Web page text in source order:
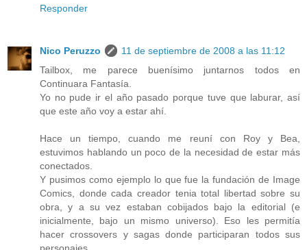
Responder
Nico Peruzzo
11 de septiembre de 2008 a las 11:12
Tailbox, me parece buenísimo juntarnos todos en
Continuara Fantasía.
Yo no pude ir el año pasado porque tuve que laburar, así
que este año voy a estar ahí.
Hace un tiempo, cuando me reuní con Roy y Bea,
estuvimos hablando un poco de la necesidad de estar más
conectados.
Y pusimos como ejemplo lo que fue la fundación de Image
Comics, donde cada creador tenia total libertad sobre su
obra, y a su vez estaban cobijados bajo la editorial (e
inicialmente, bajo un mismo universo). Eso les permitía
hacer crossovers y sagas donde participaran todos sus